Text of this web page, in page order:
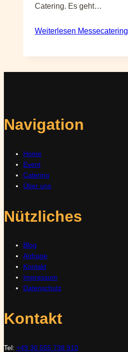
Catering. Es geht…
Weiterlesen Messecatering
Navigation
Home
Event
Catering
Über uns
Nützliches
Blog
Anfrage
Kontakt
Impressum
Datenschutz
Kontakt
Tel: +49 30 555 738 910